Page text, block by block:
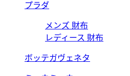
プラダ
メンズ 財布
レディース 財布
ボッテガヴェネタ